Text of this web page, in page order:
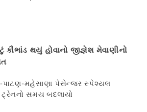
કૌભાંડ થયું હોવાનો જીજ્ઞેશ મેવાણીનો